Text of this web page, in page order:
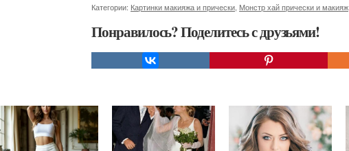
Категории: Картинки макияжа и прически Монстр хай прически и макияж
Понравилось? Поделитесь с друзьями!